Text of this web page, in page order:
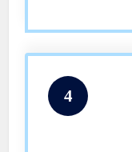
4